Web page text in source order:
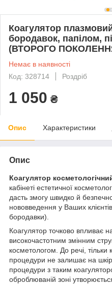
Коагулятор
бородавок, папілом,
(ВТОРОГО
Немає в наявності
Код: 328714
Роздріб
1 050 ₴
Опис Характеристики
Опис
Коагулятор
кабінеті естетичної
дасть змогу швидко й
нововведення у Ваших
бородавки).
Коагулятор точково впливає
високочастотним змінним
косметологом. До речі, тільки
процедури не залишає на
процедури з таким
оброблюваній зоні